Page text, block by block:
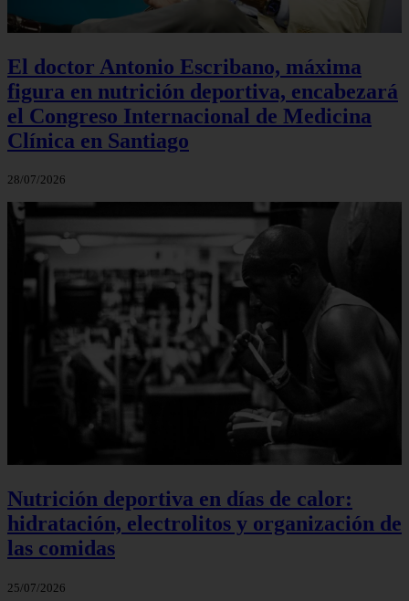
El doctor Antonio Escribano, máxima
figura en nutrición deportiva, encabezará
el Congreso Internacional de Medicina
Clínica en Santiago
28/07/2026
Nutrición deportiva en días de calor:
hidratación, electrolitos y organización de
las comidas
25/07/2026